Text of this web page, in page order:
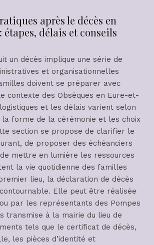
après le décès en
délais et conseils
un décès implique une série de
et organisationnelles
doivent se préparer avec
contexte des Obsèques en Eure-et-
et les délais varient selon
la forme de la cérémonie et les choix
section se propose de clarifier le
de proposer des échéanciers
mettre en lumière les ressources
la vie quotidienne des familles
lieu, la déclaration de décès
Elle peut être réalisée
par les représentants des Pompes
transmise à la mairie du lieu de
tels que le certificat de décès,
les pièces d’identité et